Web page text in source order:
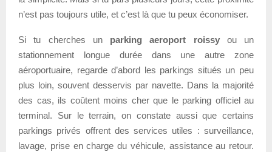
n’est pas toujours utile, et c’est là que tu peux économiser.
Si tu cherches un parking aeroport roissyou un
stationnement longue durée dans une autre zone
aéroportuaire, regarde d’abord les parkings situés un peu
plus loin, souvent desservis par navette. Dans la majorité
des cas, ils coûtent moins cher que le parking officiel au
terminal. Sur le terrain, on constate aussi que certains
parkings privés offrent des services utiles : surveillance,
lavage, prise en charge du véhicule, assistance au retour.